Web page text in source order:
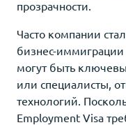
прозрачности.
Часто компании
бизнес-иммиграции
могут быть
или специалисты,
технологий.
Employment Visa